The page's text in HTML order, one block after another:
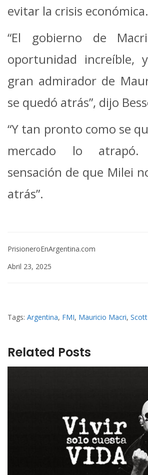
evitar la crisis económica.
“El gobierno de
oportunidad increíble,
gran admirador de
se quedó atrás”, dijo
“Y tan pronto como se
mercado lo
sensación de que Milei
atrás”.
PrisioneroEnArgentina.com
Abril 23, 2025
Tags: Argentina, FMI, Mauricio Macri,
Related Posts